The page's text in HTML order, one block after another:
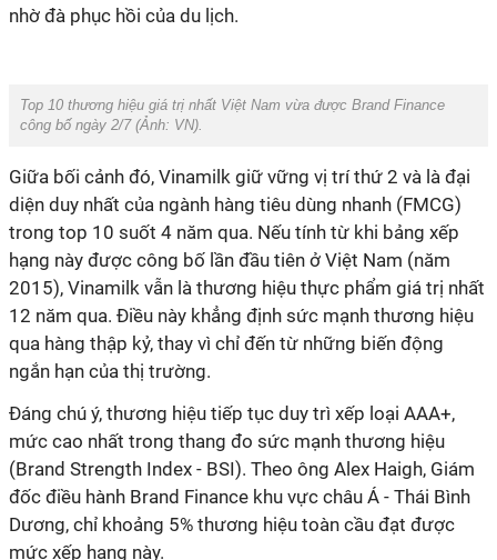
nhờ đà phục hồi của du lịch.
Top 10 thương hiệu giá trị nhất Việt Nam vừa được Brand Finance
công bố ngày 2/7 (Ảnh: VN).
Giữa bối cảnh đó, Vinamilk giữ vững vị trí thứ 2 và là đại
diện duy nhất của ngành hàng tiêu dùng nhanh (FMCG)
trong top 10 suốt 4 năm qua. Nếu tính từ khi bảng xếp
hạng này được công bố lần đầu tiên ở Việt Nam (năm
2015), Vinamilk vẫn là thương hiệu thực phẩm giá trị nhất
12 năm qua. Điều này khẳng định sức mạnh thương hiệu
qua hàng thập kỷ, thay vì chỉ đến từ những biến động
ngắn hạn của thị trường.
Đáng chú ý, thương hiệu tiếp tục duy trì xếp loại AAA+,
mức cao nhất trong thang đo sức mạnh thương hiệu
(Brand Strength Index - BSI). Theo ông Alex Haigh, Giám
đốc điều hành Brand Finance khu vực châu Á - Thái Bình
Dương, chỉ khoảng 5% thương hiệu toàn cầu đạt được
mức xếp hạng này.